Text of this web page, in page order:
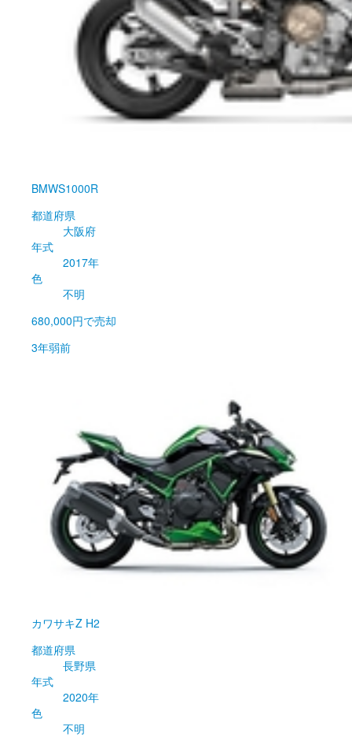
BMWS1000R
都道府県
大阪府
年式
2017年
色
不明
680,000円で売却
3年弱前
カワサキZ H2
都道府県
長野県
年式
2020年
色
不明